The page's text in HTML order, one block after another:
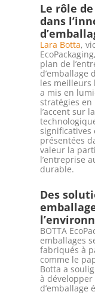
Le rôle de
dans
Lara Botta,
plan de
d’emballage
les meilleurs
a mis en
stratégies en
l’accent sur
significatives
présentées
valeur la
l’entreprise
durable.
Des
BOTTA
emballages
fabriqués à
comme le
Botta a
à
d’emballage